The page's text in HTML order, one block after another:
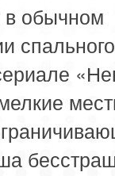
в обычном